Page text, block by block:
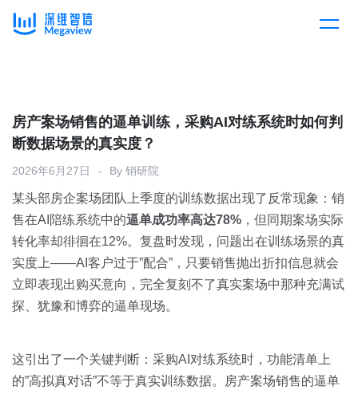
产品总览
产品集成
下载客户端
解决方案
按行业
企业服务
消费医疗
教育
房地产
客户案例
开放平台
定价
资源中心
资源中心
关于我们
房产案场销售的逼单训练，采购AI对练系统时如何判
断数据场景的真实度？
2026年6月27日 By 销研院
某头部房企案场团队上季度的训练数据出现了反常现象：销
售在AI陪练系统中的逼单成功率高达78% ，但同期案场实际
转化率却徘徊在12%。复盘时发现，问题出在训练场景的真
实度上——AI客户过于”配合”，只要销售抛出折扣信息就会
立即表现出购买意向，完全复刻不了真实案场中那种充满试
探、犹豫和博弈的逼单现场。
这引出了一个关键判断：采购AI对练系统时，功能清单上
的”高拟真对话”不等于真实训练数据。房产案场销售的逼单